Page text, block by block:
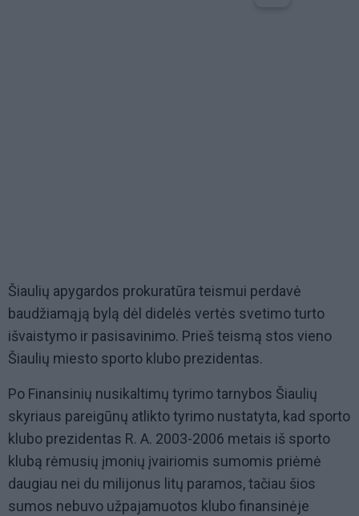
Šiaulių apygardos prokuratūra teismui perdavė
baudžiamąją bylą dėl didelės vertės svetimo turto
išvaistymo ir pasisavinimo. Prieš teismą stos vieno
Šiaulių miesto sporto klubo prezidentas.
Po Finansinių nusikaltimų tyrimo tarnybos Šiaulių
skyriaus pareigūnų atlikto tyrimo nustatyta, kad sporto
klubo prezidentas R. A. 2003-2006 metais iš sporto
klubą rėmusių įmonių įvairiomis sumomis priėmė
daugiau nei du milijonus litų paramos, tačiau šios
sumos nebuvo užpajamuotos klubo finansinėje